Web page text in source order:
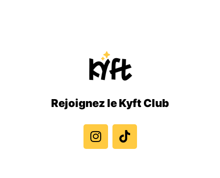
Rejoignez le Kyft Club
n
s
t
i
k
t